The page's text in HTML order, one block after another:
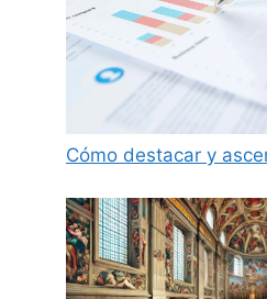
Cómo destacar y